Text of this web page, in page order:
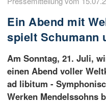
Ein Abend mit
spielt Schumann
Am Sonntag, 21. Juli,
einen Abend voller
ad libitum -
Werken Mendelssohns